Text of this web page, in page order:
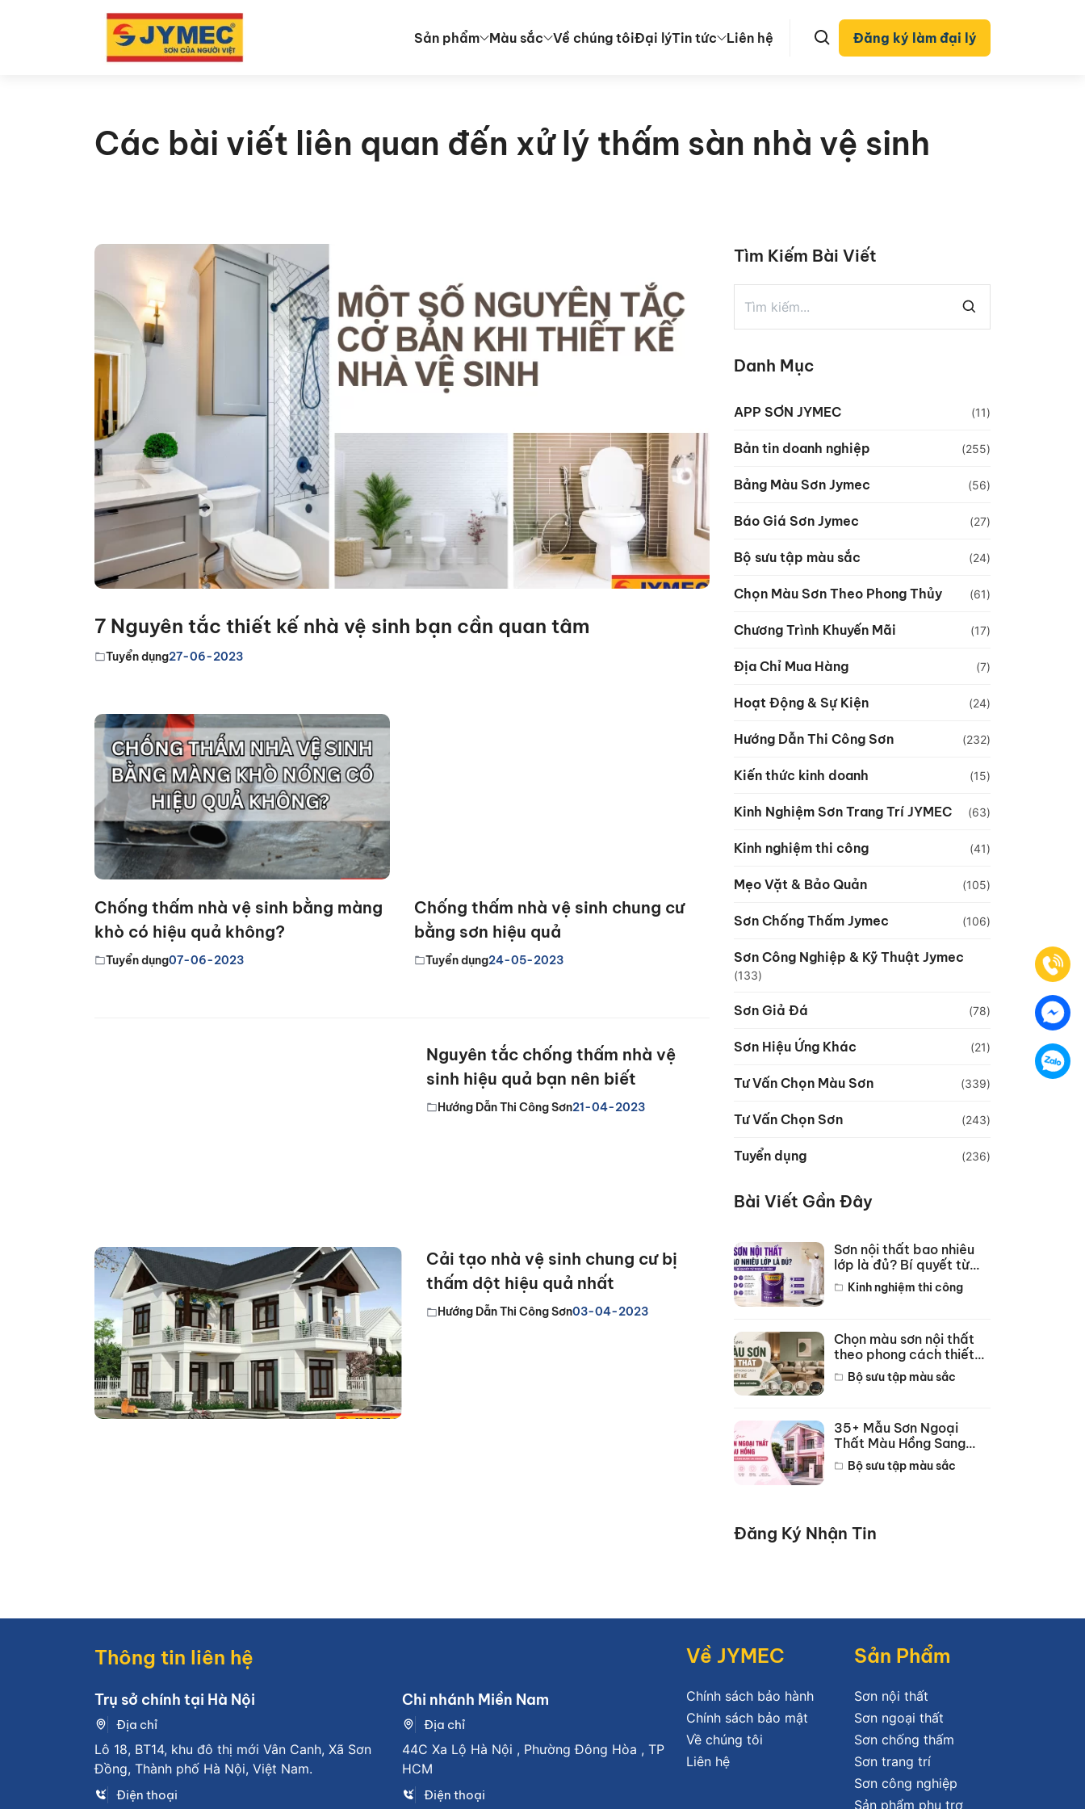
Sản phẩm Màu sắc Về chúng tôiĐại lýTin tức Liên hệ Đăng ký làm đại lý
Các bài viết liên quan đến xử lý thấm sàn nhà vệ sinh
7 Nguyên tắc thiết kế nhà vệ sinh bạn cần quan tâm
Tuyển dụng27-06-2023
Chống thấm nhà vệ sinh bằng màng
khò có hiệu quả không?
Tuyển dụng07-06-2023
Chống thấm nhà vệ sinh chung cư
bằng sơn hiệu quả
Tuyển dụng24-05-2023
Nguyên tắc chống thấm nhà vệ
sinh hiệu quả bạn nên biết
Hướng Dẫn Thi Công Sơn21-04-2023
Cải tạo nhà vệ sinh chung cư bị
thấm dột hiệu quả nhất
Hướng Dẫn Thi Công Sơn03-04-2023
Tìm Kiếm Bài Viết
Danh Mục
APP SƠN JYMEC (11)
Bản tin doanh nghiệp (255)
Bảng Màu Sơn Jymec (56)
Báo Giá Sơn Jymec (27)
Bộ sưu tập màu sắc (24)
Chọn Màu Sơn Theo Phong Thủy (61)
Chương Trình Khuyến Mãi (17)
Địa Chỉ Mua Hàng (7)
Hoạt Động & Sự Kiện (24)
Hướng Dẫn Thi Công Sơn (232)
Kiến thức kinh doanh (15)
Kinh Nghiệm Sơn Trang Trí JYMEC (63)
Kinh nghiệm thi công (41)
Mẹo Vặt & Bảo Quản (105)
Sơn Chống Thấm Jymec (106)
Sơn Công Nghiệp & Kỹ Thuật Jymec
(133)
Sơn Giả Đá (78)
Sơn Hiệu Ứng Khác (21)
Tư Vấn Chọn Màu Sơn (339)
Tư Vấn Chọn Sơn (243)
Tuyển dụng (236)
Bài Viết Gần Đây
Sơn nội thất bao nhiêu
lớp là đủ? Bí quyết từ
thợ lâu năm
Kinh nghiệm thi công
Chọn màu sơn nội thất
theo phong cách thiết
kế hot năm 2026
Bộ sưu tập màu sắc
35+ Mẫu Sơn Ngoại
Thất Màu Hồng Sang
Trọng Đẹp Nhất 2026
Bộ sưu tập màu sắc
Đăng Ký Nhận Tin
Thông tin liên hệ
Trụ sở chính tại Hà Nội
Địa chỉ
Lô 18, BT14, khu đô thị mới Vân Canh, Xã Sơn
Đồng, Thành phố Hà Nội, Việt Nam.
Điện thoại
Chi nhánh Miền Nam
Địa chỉ
44C Xa Lộ Hà Nội , Phường Đông Hòa , TP
HCM
Điện thoại
Về JYMEC
Chính sách bảo hành
Chính sách bảo mật
Về chúng tôi
Liên hệ
Sản Phẩm
Sơn nội thất
Sơn ngoại thất
Sơn chống thấm
Sơn trang trí
Sơn công nghiệp
Sản phẩm phụ trợ